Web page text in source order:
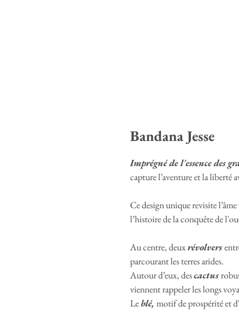
Bandana Jesse
Imprégné de l'essence des
capture l’aventure et la liberté
Ce design unique revisite
l’histoire de la conquête de
Au centre, deuxrévolvers
parcourant les terres arides.
Autour d’eux, descactus
viennent rappeler les longs
Leblé, motif de prospérité et